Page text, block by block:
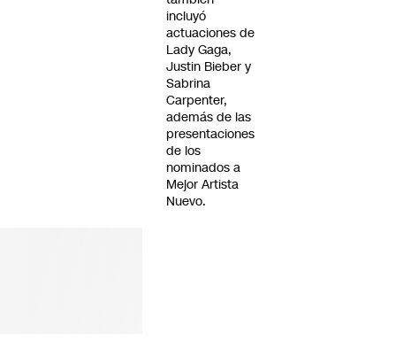
incluyó
actuaciones de
Lady Gaga,
Justin Bieber y
Sabrina
Carpenter,
además de las
presentaciones
de los
nominados a
Mejor Artista
Nuevo.